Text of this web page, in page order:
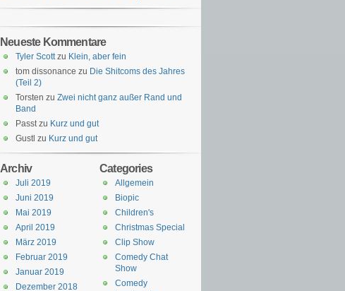
Neueste Kommentare
Tyler Scottzu Klein, aber fein
tom dissonance zu Die Shitcoms des Jahres
(Teil 2)
Torsten zu Zwei nicht ganz außer Rand und
Band
Passtzu Kurz und gut
Gustl zu Kurz und gut
Categories
Allgemein
Biopic
Children's
Christmas Special
Clip Show
Comedy Chat
Show
Comedy
Archiv
Juli 2019
Juni 2019
Mai 2019
April 2019
März 2019
Februar 2019
Januar 2019
Dezember 2018